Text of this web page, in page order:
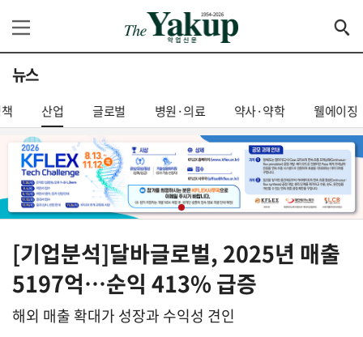
뉴스
산업 글로벌 병원·의료 약사·약학 웰에이징
[기업분석]달바글로벌, 2025년 매출
5197억…순익 413% 급증
해외 매출 확대가 성장과 수익성 견인